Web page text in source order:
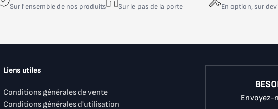
Sur l'ensemble de nos produits Sur le pas de la porte En option, sur
Liens utiles
Conditions générales de vente
Conditions générales d'utilisation
Envoyez-